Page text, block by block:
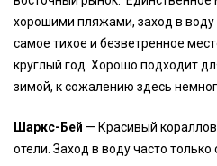
хорошими пляжами, заход в воду
самое тихое и безветренное
круглый год. Хорошо подходит
зимой, к сожалению здесь
Шаркс-Бей — Красивый
отели. Заход в воду часто